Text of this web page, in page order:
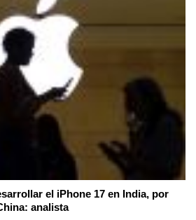
el iPhone 17 en India, por
analista